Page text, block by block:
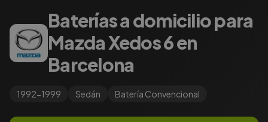
Baterías a domicilio para
Mazda Xedos 6 en
Barcelona
1992-1999 Sedán Batería Convencional